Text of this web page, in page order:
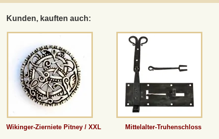
Kunden, kauften auch:
Wikinger-Zierniete Pitney / XXL Mittelalter-Truhenschloss
Vertrag wiederrufen
*Alle Preise inkl. MwSt., inkl. Verpackungskosten, zggl. Versandkosten und zzgl.
eventueller Zölle (bei Nicht-EU-Ländern). Durchgestrichene Preise entsprechen dem
bisherigen Preis bei peraperis.com.
Zur klassischen Website